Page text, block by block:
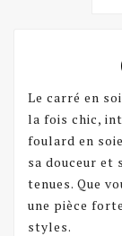
Le carré en
la fois chic,
foulard en
sa douceur et
tenues. Que
une pièce
styles.